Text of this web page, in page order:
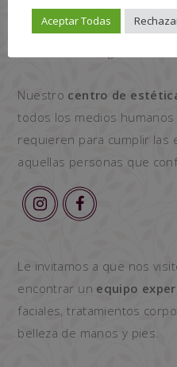
Nuestro centro de
todos los medios
requieren para cumplir las
aquellas personas que
Le invitamos a que nos
encontrar un equipo
faciales, tratamientos
belleza de manos y pies.
Aceptar Todas